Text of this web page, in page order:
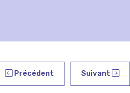
Précédent Suivant